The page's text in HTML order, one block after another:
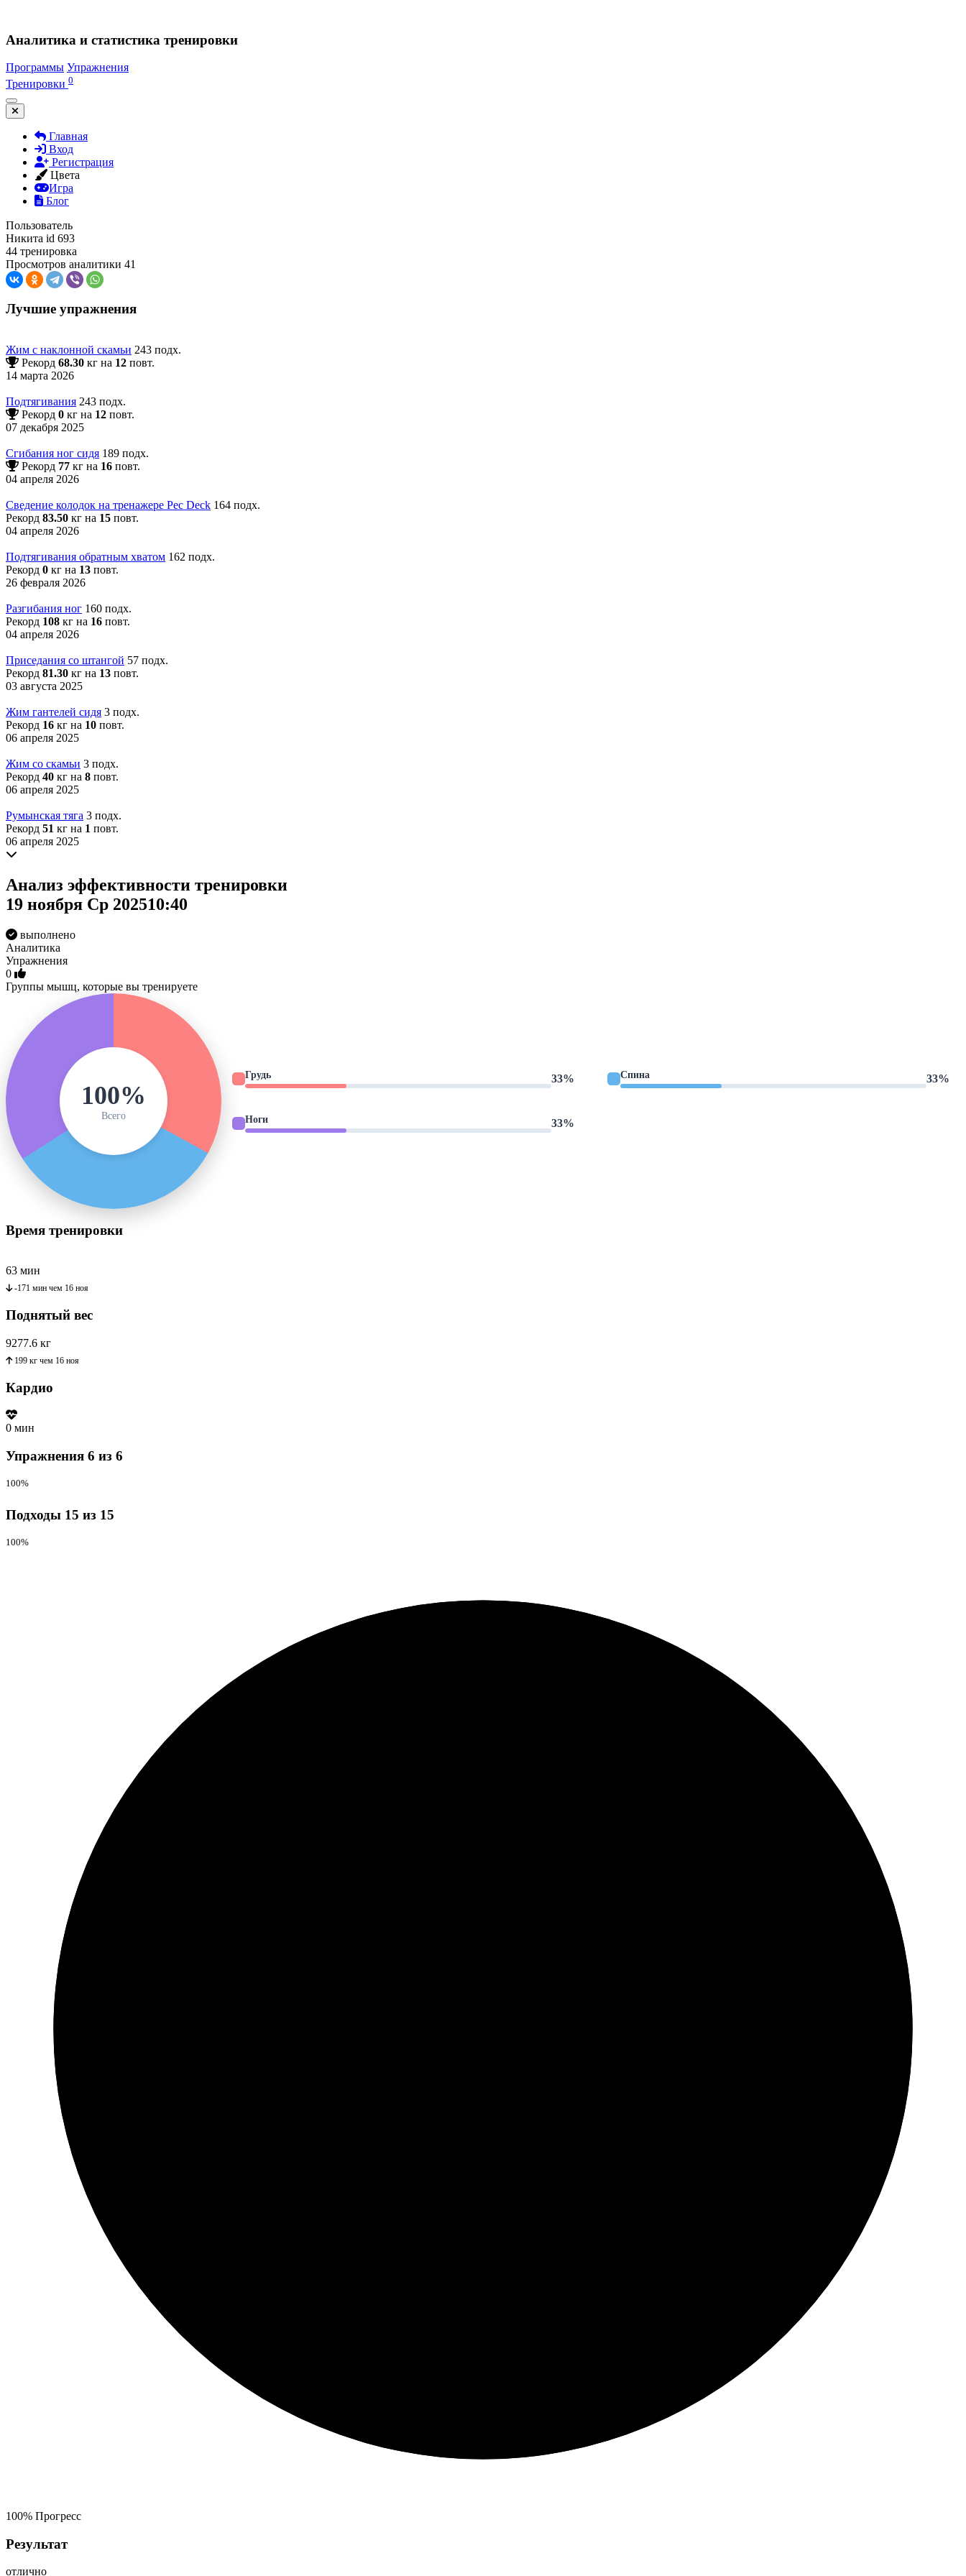
Аналитика и статистика тренировки
Программы Упражнения
Тренировки 0
Главная
Вход
Регистрация
Цвета
Игра
Блог
Пользователь
Никита id 693
44 тренировка
Просмотров аналитики 41
Лучшие упражнения
Жим с наклонной скамьи 243 подх.
Рекорд 68.30 кг на 12 повт.
14 марта 2026
Подтягивания 243 подх.
Рекорд 0 кг на 12 повт.
07 декабря 2025
Сгибания ног сидя 189 подх.
Рекорд 77 кг на 16 повт.
04 апреля 2026
Сведение колодок на тренажере Pec Deck 164 подх.
Рекорд 83.50 кг на 15 повт.
04 апреля 2026
Подтягивания обратным хватом 162 подх.
Рекорд 0 кг на 13 повт.
26 февраля 2026
Разгибания ног 160 подх.
Рекорд 108 кг на 16 повт.
04 апреля 2026
Приседания со штангой 57 подх.
Рекорд 81.30 кг на 13 повт.
03 августа 2025
Жим гантелей сидя 3 подх.
Рекорд 16 кг на 10 повт.
06 апреля 2025
Жим со скамьи 3 подх.
Рекорд 40 кг на 8 повт.
06 апреля 2025
Румынская тяга 3 подх.
Рекорд 51 кг на 1 повт.
06 апреля 2025
Анализ эффективности тренировки
19 ноября Ср 202510:40
выполнено
Аналитика
Упражнения
0
Группы мышц, которые вы тренируете
100%
Всего
Грудь 33% Спина 33%
Ноги 33%
Время тренировки
63 мин
-171 мин чем 16 ноя
Поднятый вес
9277.6 кг
199 кг чем 16 ноя
Кардио
0 мин
Упражнения 6 из 6
100%
Подходы 15 из 15
100%
100% Прогресс
Результат
отлично